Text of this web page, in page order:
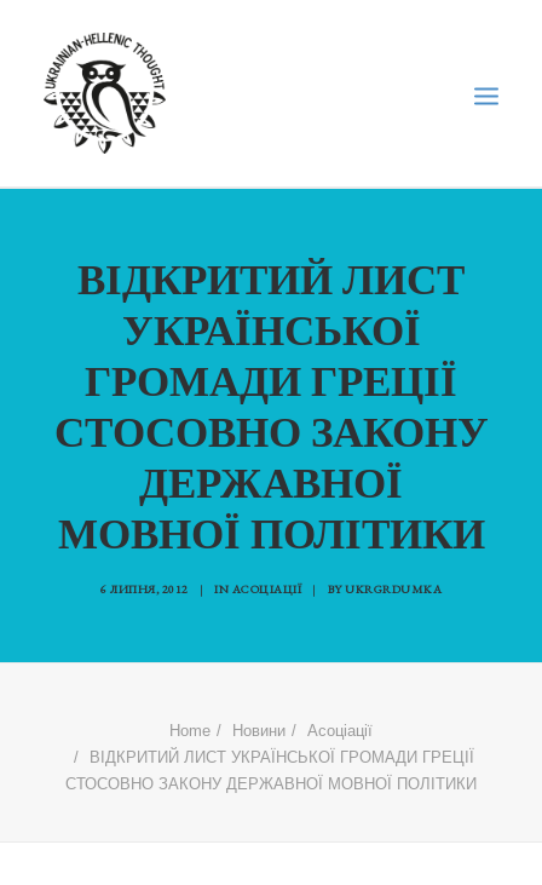
НЕДІЛЬНА ШКОЛА
ГОЛОДОМОР
ФОРУМ УКРАЇНСЬКОЇ ДІАСПОРИ В ГРЕЦІЇ
“ВІСНИК”/”ΑΓΓΕΛΙΑΦΌΡΟΣ”
SEARCH
ВІДКРИТИЙ ЛИСТ
УКРАЇНСЬКОЇ
ГРОМАДИ ГРЕЦІЇ
СТОСОВНО ЗАКОНУ
ДЕРЖАВНОЇ
МОВНОЇ ПОЛІТИКИ
6 ЛИПНЯ, 2012 | IN АСОЦІАЦІЇ | BYUKRGRDUMKA
Home Новини
Асоціації
ВІДКРИТИЙ ЛИСТ УКРАЇНСЬКОЇ ГРОМАДИ ГРЕЦІЇ
СТОСОВНО ЗАКОНУ ДЕРЖАВНОЇ МОВНОЇ ПОЛІТИКИ